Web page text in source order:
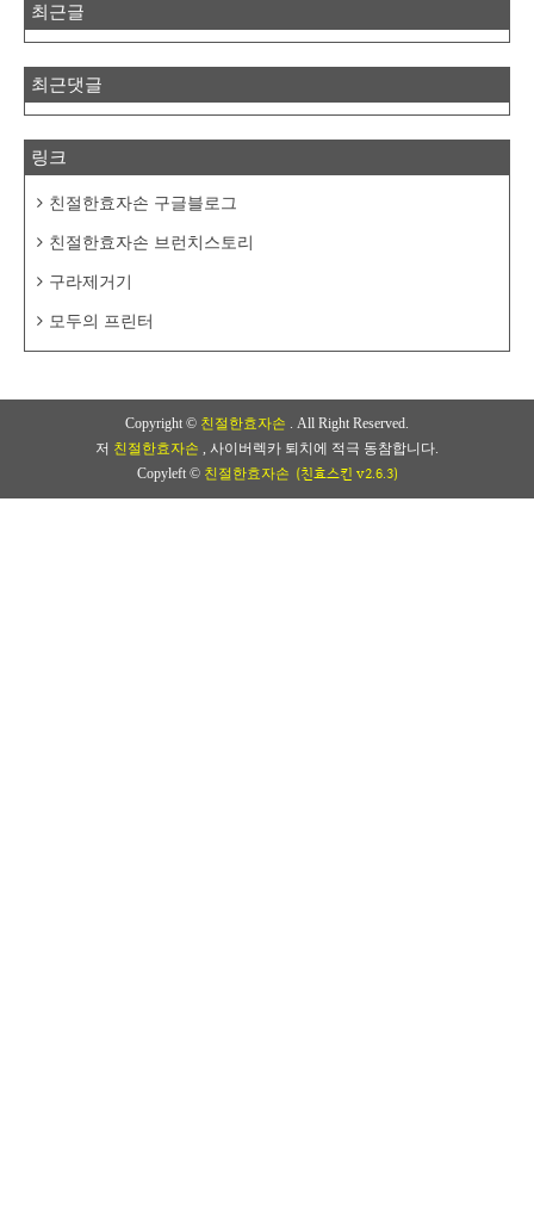
최근글
최근댓글
링크
친절한효자손 구글블로그
친절한효자손 브런치스토리
구라제거기
모두의 프린터
Copyright © 친절한효자손
. All Right Reserved.
저 친절한효자손
, 사이버렉카 퇴치에 적극 동참합니다.
Copyleft © 친절한효자손 (친효스킨 v2.6.3)